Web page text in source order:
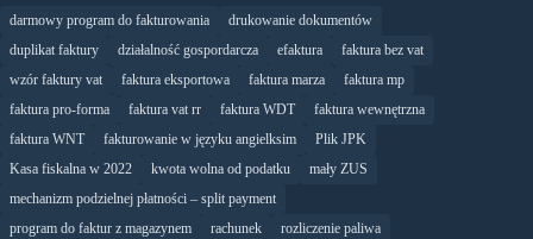
darmowy program do fakturowania
drukowanie dokumentów
duplikat faktury
działalność gospordarcza efaktura
faktura bez vat
wzór faktury vat
faktura eksportowa faktura marza
faktura mp
faktura pro-forma
faktura vat rr faktura WDT
faktura wewnętrzna
faktura WNT
fakturowanie w języku angielksim
Plik JPK
Kasa fiskalna w 2022
kwota wolna od podatku
mały ZUS
mechanizm podzielnej płatności – split payment
program do faktur z magazynem
rachunek
rozliczenie paliwa